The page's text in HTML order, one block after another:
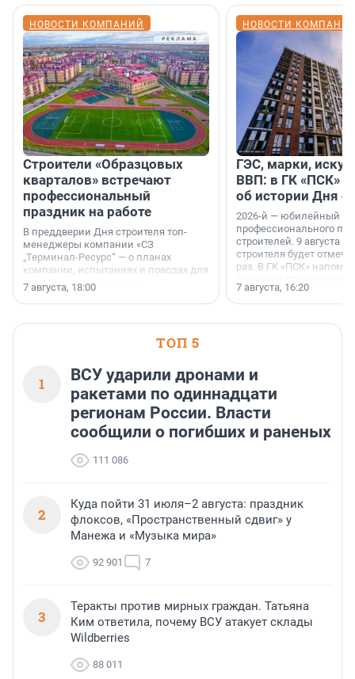
НОВОСТИ КОМПАНИЙ
Строители «Образцовых
кварталов» встречают
профессиональный
праздник на работе
В преддверии Дня строителя топ-
менеджеры компании «СЗ
„Терминал-Ресурс“ — о планах
компании, испытаниях и поводах для
осторожного оптимизма.
7 августа, 18:00
НОВОСТИ
ГЭС, марки,
ВВП: в ГК «ПСК»
об истории Дня
2026-й — юбилейный
профессионального
строителей. 9 августа
строителя будет
раз. В ГК «ПСК»
поменялась роль
7 августа, 16:20
ТОП 5
1
ВСУ ударили дронами и
ракетами по одиннадцати
регионам России. Власти
сообщили о погибших и раненых
111 086
2
Куда пойти 31 июля–2 августа: праздник
флоксов, «Пространственный сдвиг» у
Манежа и «Музыка мира»
92 901 7
3
Теракты против мирных граждан. Татьяна
Ким ответила, почему ВСУ атакует склады
Wildberries
88 011